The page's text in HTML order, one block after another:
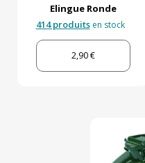
Elingue Ronde
414 produitsen stock
2,90 €